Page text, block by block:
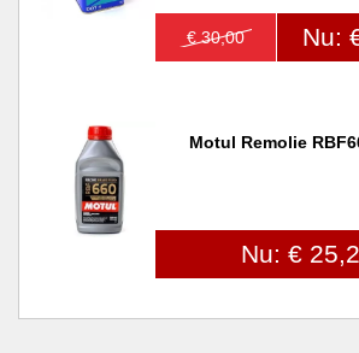
€ 30,00 Nu:
Motul Remolie
Nu: €